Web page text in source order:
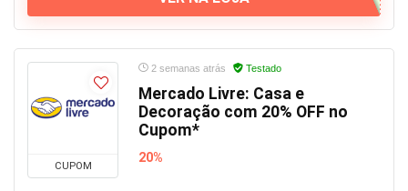
CUPOM
2 semanas atrás Testado
Mercado Livre: Casa e
Decoração com 20% OFF no
Cupom*
20%